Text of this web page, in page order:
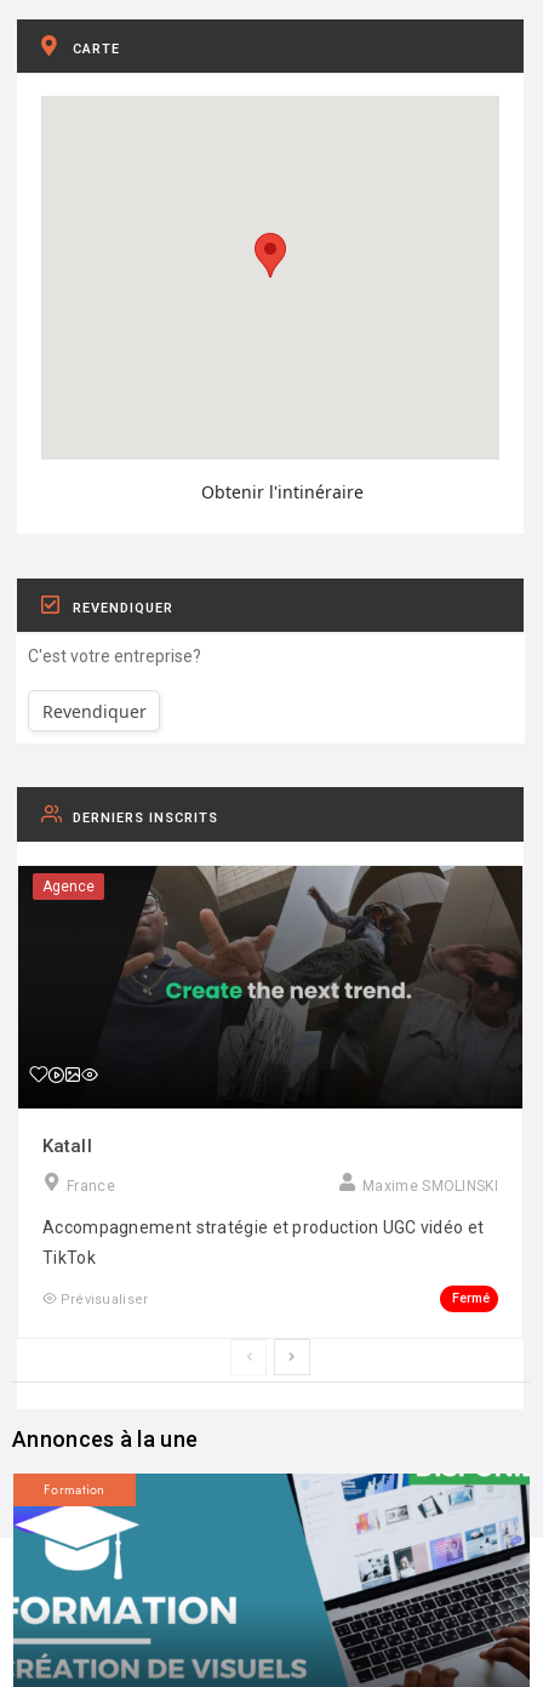
CARTE
Obtenir l'intinéraire
REVENDIQUER
C'est votre entreprise?
Revendiquer
DERNIERS INSCRITS
Agence
Katall
France Maxime SMOLINSKI
Accompagnement stratégie et production UGC vidéo et
TikTok
Prévisualiser Fermé
Annonces à la une
Formation